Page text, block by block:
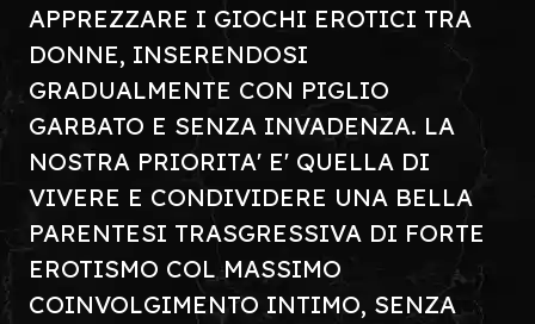
APPREZZARE I GIOCHI EROTICI TRA
DONNE, INSERENDOSI
GRADUALMENTE CON PIGLIO
GARBATO E SENZA INVADENZA. LA
NOSTRA PRIORITA' E' QUELLA DI
VIVERE E CONDIVIDERE UNA BELLA
PARENTESI TRASGRESSIVA DI FORTE
EROTISMO COL MASSIMO
COINVOLGIMENTO INTIMO, SENZA